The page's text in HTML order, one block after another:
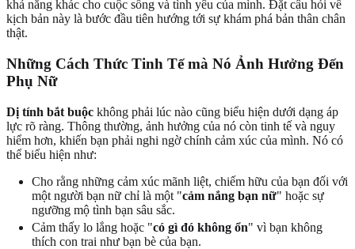
khả năng khác cho cuộc sống và tình yêu của mình. Đặt câu hỏi về
kịch bản này là bước đầu tiên hướng tới sự khám phá bản thân chân
thật.
Những Cách Thức Tinh Tế mà Nó Ảnh Hưởng Đến
Phụ Nữ
Dị tính bắt buộc không phải lúc nào cũng biểu hiện dưới dạng áp
lực rõ ràng. Thông thường, ảnh hưởng của nó còn tinh tế và nguy
hiểm hơn, khiến bạn phải nghi ngờ chính cảm xúc của mình. Nó có
thể biểu hiện như:
Cho rằng những cảm xúc mãnh liệt, chiếm hữu của bạn đối với
một người bạn nữ chỉ là một "cảm nắng bạn nữ" hoặc sự
ngưỡng mộ tình bạn sâu sắc.
Cảm thấy lo lắng hoặc "có gì đó không ổn" vì bạn không
thích con trai như bạn bè của bạn.